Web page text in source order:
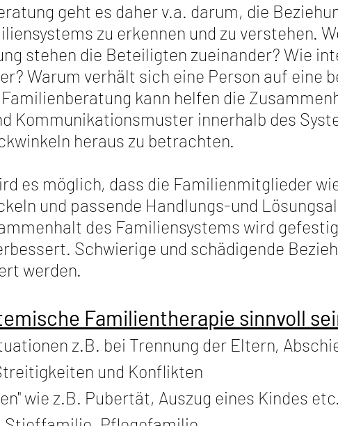
geht es daher v.a. darum, die
zu erkennen und zu verstehen.
stehen die Beteiligten zueinander? Wie
Warum verhält sich eine Person auf eine
kann helfen die
Kommunikationsmuster innerhalb des
heraus zu betrachten.
es möglich, dass die Familienmitglieder
und passende Handlungs-und
des Familiensystems wird
Schwierige und schädigende
werden.
Familientherapie sinnvoll
z.B. bei Trennung der Eltern,
und Konflikten
wie z.B. Pubertät, Auszug eines Kindes etc.